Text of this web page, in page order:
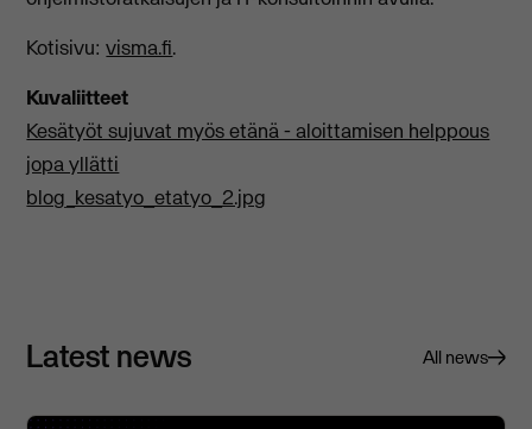
Kotisivu:visma.fi.
Kuvaliitteet
Kesätyöt sujuvat myös etänä - aloittamisen helppous
jopa yllätti
blog_kesatyo_etatyo_2.jpg
Latest news All news